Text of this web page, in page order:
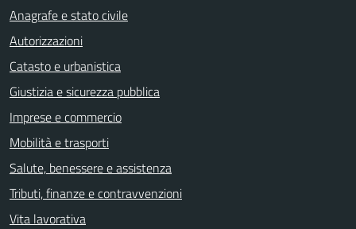
Anagrafe e stato civile
Autorizzazioni
Catasto e urbanistica
Giustizia e sicurezza pubblica
Imprese e commercio
Mobilità e trasporti
Salute, benessere e assistenza
Tributi, finanze e contravvenzioni
Vita lavorativa